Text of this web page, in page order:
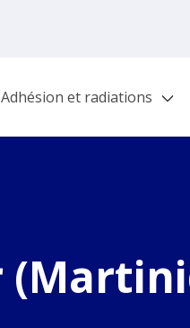
Adhésion et radiations